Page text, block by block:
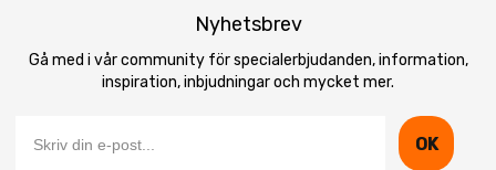
Nyhetsbrev
Gå med i vår community för specialerbjudanden, information,
inspiration, inbjudningar och mycket mer.
OK